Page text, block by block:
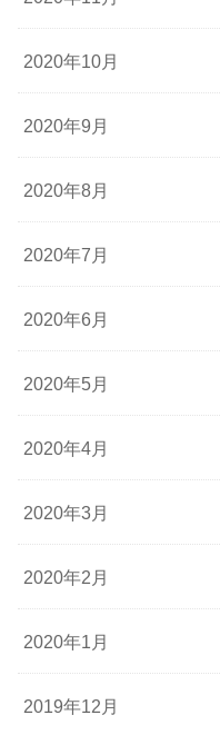
2020年10月
2020年9月
2020年8月
2020年7月
2020年6月
2020年5月
2020年4月
2020年3月
2020年2月
2020年1月
2019年12月